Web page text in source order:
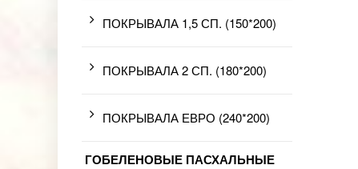
ПОКРЫВАЛА 1,5 СП. (150*200)
ПОКРЫВАЛА 2 СП. (180*200)
ПОКРЫВАЛА ЕВРО (240*200)
ГОБЕЛЕНОВЫЕ ПАСХАЛЬНЫЕ